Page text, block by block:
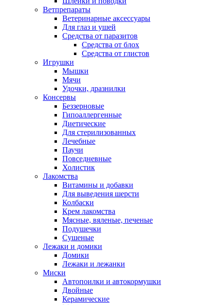
Ветпрепараты
Ветеринарные аксессуары
Для глаз и ушей
Средства от паразитов
Средства от блох
Средства от глистов
Игрушки
Мышки
Мячи
Удочки, дразнилки
Консервы
Беззерновые
Гипоаллергенные
Диетические
Для стерилизованных
Лечебные
Паучи
Повседневные
Холистик
Лакомства
Витамины и добавки
Для выведения шерсти
Колбаски
Крем лакомства
Мясные, вяленые, печеные
Подушечки
Сушеные
Лежаки и домики
Домики
Лежаки и лежанки
Миски
Автопоилки и автокормушки
Двойные
Керамические